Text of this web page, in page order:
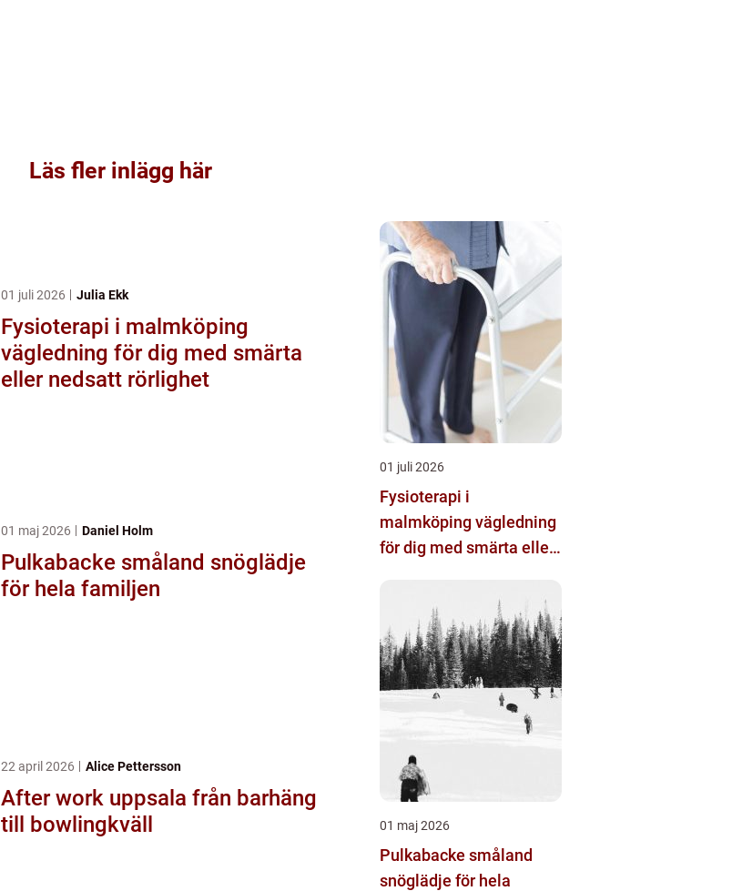
Läs fler inlägg här
01 juli 2026 Julia Ekk
Fysioterapi i malmköping
vägledning för dig med smärta
eller nedsatt rörlighet
01 maj 2026 Daniel Holm
Pulkabacke småland snöglädje
för hela familjen
22 april 2026 Alice Pettersson
After work uppsala från barhäng
till bowlingkväll
01 juli 2026
Fysioterapi i
malmköping vägledning
för dig med smärta eller
01 maj 2026
Pulkabacke småland
snöglädje för hela